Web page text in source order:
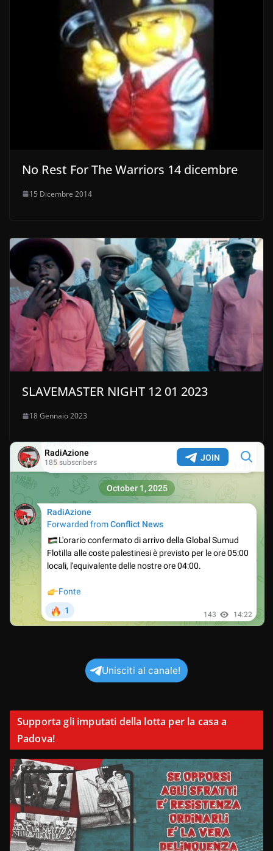
No Rest For The Warriors 14 dicembre
15 Dicembre 2014
SLAVEMASTER NIGHT 12 01 2023
18 Gennaio 2023
Unisciti al canale!
Supporta gli imputati della lotta per la casa a
Padova!